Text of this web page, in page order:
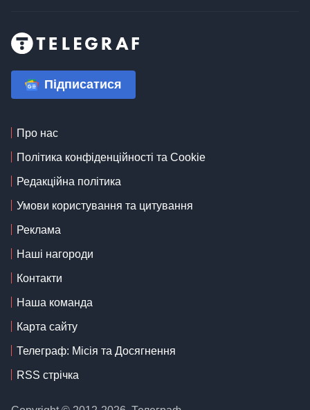
Підписатися
Про нас
Політика конфіденційності та Cookie
Редакційна політика
Умови користування та цитування
Реклама
Наші нагороди
Контакти
Наша команда
Карта сайту
Телеграф: Місія та Досягнення
RSS стрічка